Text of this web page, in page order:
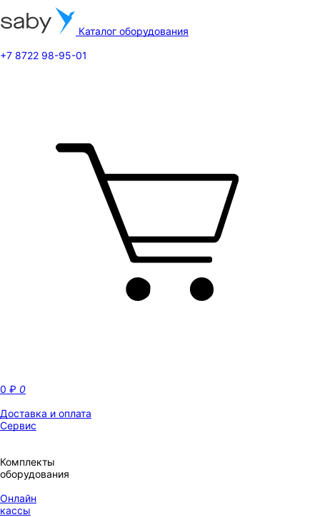
Каталог оборудования
+7 8722 98-95-01
0 ₽ 0
Доставка и оплата
Сервис
Комплекты
оборудования
Онлайн
кассы